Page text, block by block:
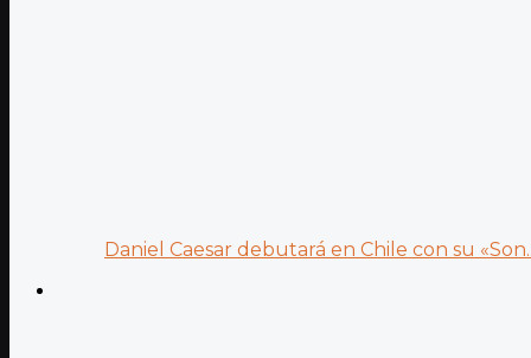
Daniel Caesar debutará en Chile con su